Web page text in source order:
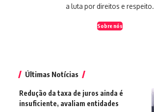
a luta por direitos e respeito.
Sobre nós
Últimas Notícias
Redução da taxa de juros ainda é
insuficiente, avaliam entidades